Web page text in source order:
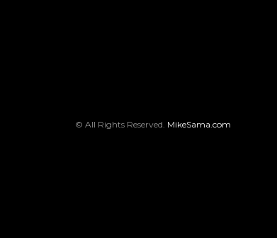
© All Rights Reserved. MikeSama.com